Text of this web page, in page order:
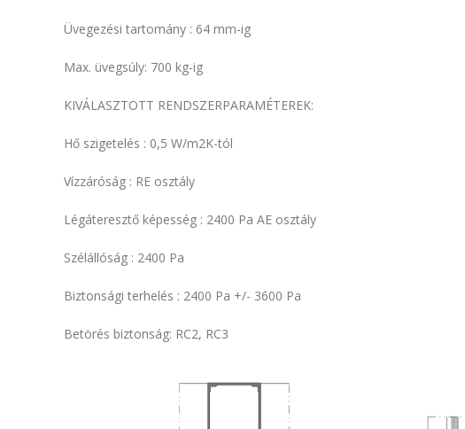
Üvegezési tartomány : 64 mm-ig
Max. üvegsúly: 700 kg-ig
KIVÁLASZTOTT RENDSZERPARAMÉTEREK:
Hő szigetelés : 0,5 W/m2K-tól
Vízzáróság : RE osztály
Légáteresztő képesség : 2400 Pa AE osztály
Szélállóság : 2400 Pa
Biztonsági terhelés : 2400 Pa +/- 3600 Pa
Betörés biztonság: RC2, RC3